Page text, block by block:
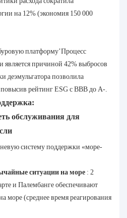
на 12% (экономия 150 000
платформу’Процесс
является причиной 42% выбросов
деэмульгатора позволила
рейтинг ESG с BBB до A-.
обслуживания для
систему поддержки «море-
ситуации на море : 2
и Палембанге обеспечивают
море (среднее время реагирования